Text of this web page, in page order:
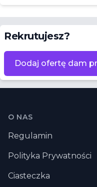
Rekrutujesz?
Dodaj ofertę dam
Stopka
O NAS
Regulamin
Polityka Prywatności
Ciasteczka